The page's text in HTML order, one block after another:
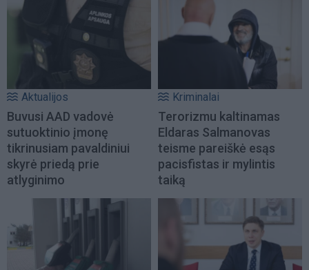
Aktualijos
Buvusi AAD vadovė
sutuoktinio įmonę
tikrinusiam pavaldiniui
skyrė priedą prie
atlyginimo
Kriminalai
Terorizmu kaltinamas
Eldaras Salmanovas
teisme pareiškė esąs
pacisfistas ir mylintis
taiką